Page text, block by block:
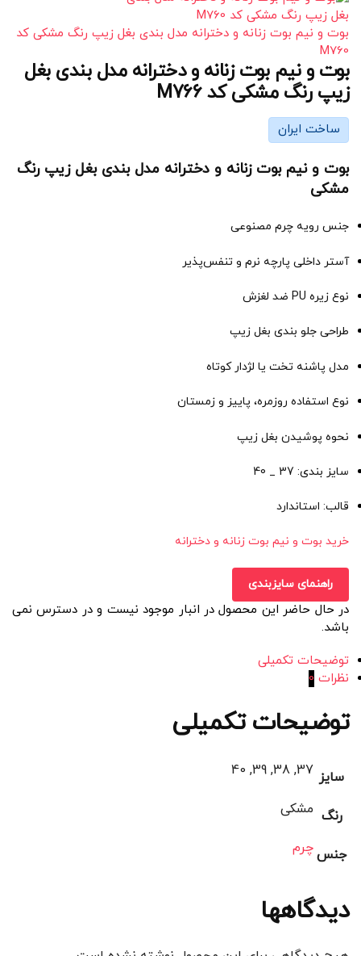
بوت و نیم بوت زنانه و دخترانه مدل بندی بغل زیپ رنگ مشکی کد
M760
بوت و نیم بوت زنانه و دخترانه مدل بندی بغل
زیپ رنگ مشکی کد M766
ساخت ایران
بوت و نیم بوت زنانه و دخترانه مدل بندی بغل زیپ رنگ
مشکی
جنس رویه چرم مصنوعی
آستر داخلی پارچه نرم و تنفس‌پذیر
نوع زیره PU ضد لغزش
طراحی جلو بندی بغل زیپ
مدل پاشنه تخت یا لژدار کوتاه
نوع استفاده روزمره، پاییز و زمستان
نحوه پوشیدن بغل زیپ
سایز بندی: 37 _ 40
قالب: استاندارد
خرید بوت و نیم بوت زنانه و دخترانه
راهنمای سایزبندی
در حال حاضر این محصول در انبار موجود نیست و در دسترس نمی
باشد.
توضیحات تکمیلی
نظرات 0
توضیحات تکمیلی
سایز 37, 38, 39, 40
رنگ مشکی
جنسچرم
دیدگاهها